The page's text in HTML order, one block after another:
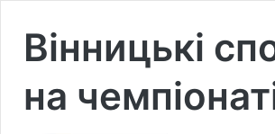
Вінницькі
на